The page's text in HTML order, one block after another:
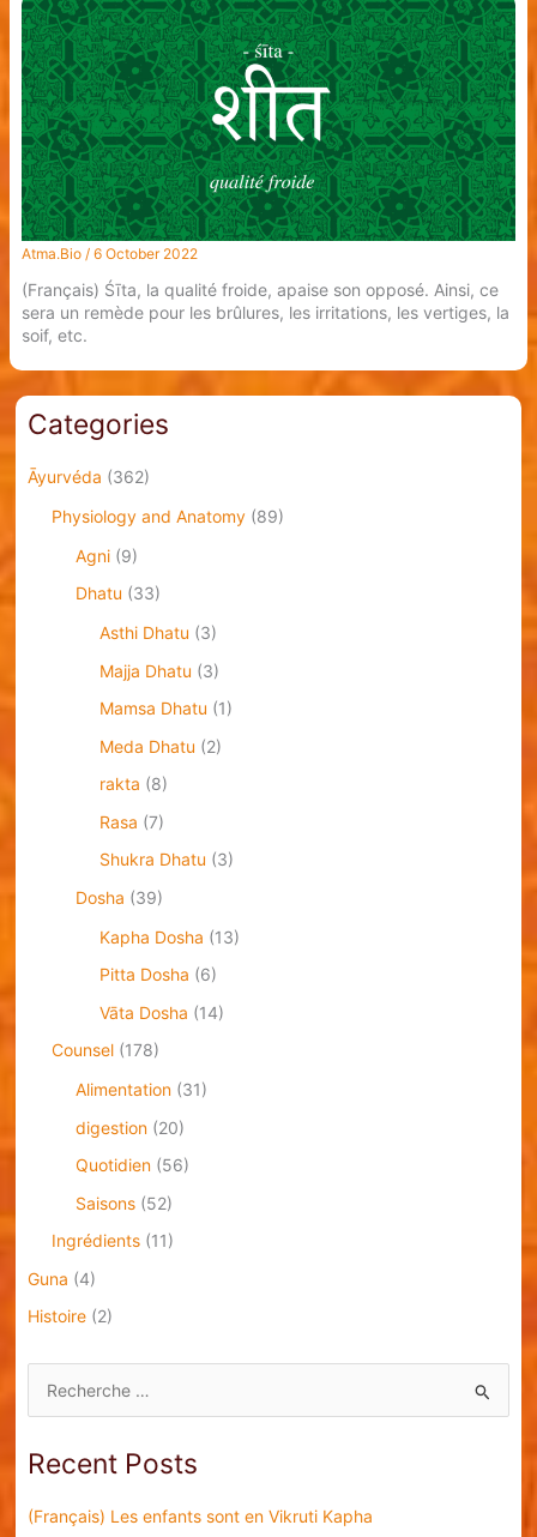
Atma.Bio / 6 October 2022
(Français) Śīta, la qualité froide, apaise son opposé. Ainsi, ce
sera un remède pour les brûlures, les irritations, les vertiges, la
soif, etc.
Categories
Āyurvéda (362)
Physiology and Anatomy(89)
Agni(9)
Dhatu (33)
Asthi Dhatu (3)
Majja Dhatu (3)
Mamsa Dhatu (1)
Meda Dhatu (2)
rakta (8)
Rasa (7)
Shukra Dhatu (3)
Dosha (39)
Kapha Dosha (13)
Pitta Dosha (6)
Vāta Dosha (14)
Counsel(178)
Alimentation(31)
digestion(20)
Quotidien(56)
Saisons(52)
Ingrédients(11)
Guna (4)
Histoire(2)
e
r
c
Recent Posts
(Français) Les enfants sont en Vikruti Kapha